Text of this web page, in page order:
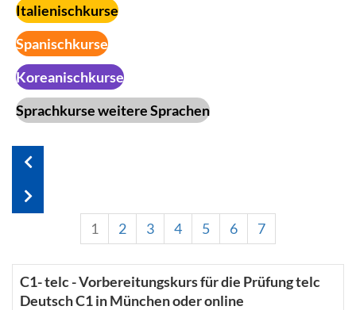
Italienischkurse
Spanischkurse
Koreanischkurse
Sprachkurse weitere Sprachen
1 2 3 4 5 6 7
C1- telc - Vorbereitungskurs für die Prüfung telc
Deutsch C1 in München oder online